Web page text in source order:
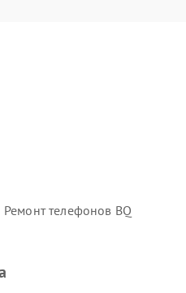
Ремонт телефонов BQ